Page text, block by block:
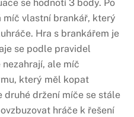
se hodnotí 3 body. Po
míč vlastní brankář, který
Hra s brankářem je
se podle pravidel
ale míč
který měl kopat
druhé držení míče se stále
hráče k řešení